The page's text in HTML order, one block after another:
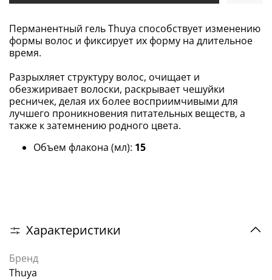
Перманентный гель Thuya способствует изменению
формы волос и фиксирует их форму на длительное
время.
Разрыхляет структуру волос, очищает и
обезжиривает волоски, раскрывает чешуйки
ресничек, делая их более восприимчивыми для
лучшего проникновения питательных веществ, а
также к затемнению родного цвета.
Объем флакона (мл): 15
Характеристики
Бренд
Thuya